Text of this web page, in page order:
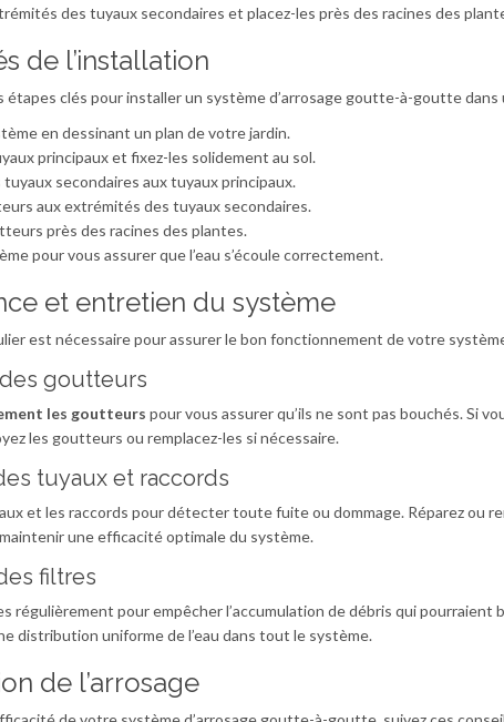
des tuyaux secondaires et placez-les près des racines des
de l’installation
étapes clés pour installer un système d’arrosage goutte-à-goutte dans
en dessinant un plan de votre jardin.
principaux et fixez-les solidement au sol.
secondaires aux tuyaux principaux.
aux extrémités des tuyaux secondaires.
près des racines des plantes.
pour vous assurer que l’eau s’écoule correctement.
et entretien du système
est nécessaire pour assurer le bon fonctionnement de votre
goutteurs
les goutteurs pour vous assurer qu’ils ne sont pas bouchés. Si
les goutteurs ou remplacez-les si nécessaire.
tuyaux et raccords
et les raccords pour détecter toute fuite ou dommage. Réparez ou
une efficacité optimale du système.
filtres
régulièrement pour empêcher l’accumulation de débris qui
distribution uniforme de l’eau dans tout le système.
de l’arrosage